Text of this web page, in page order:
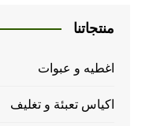
منتجاتنا
اغطيه و عبوات
اكياس تعبئة و تغليف